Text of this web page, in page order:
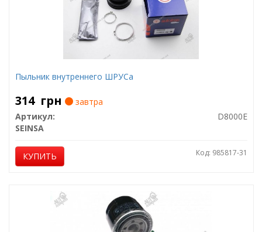
Пыльник внутреннего ШРУСа
314 грн
завтра
Артикул:
D8000E
SEINSA
КУПИТЬ Код: 985817-31